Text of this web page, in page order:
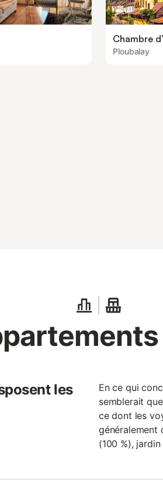
Chambre
Ploubalay
les
En ce qui
semblerait
ce dont les
généralement
(100 %),